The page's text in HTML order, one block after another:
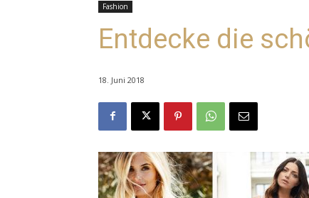
Fashion
Entdecke die
18. Juni 2018